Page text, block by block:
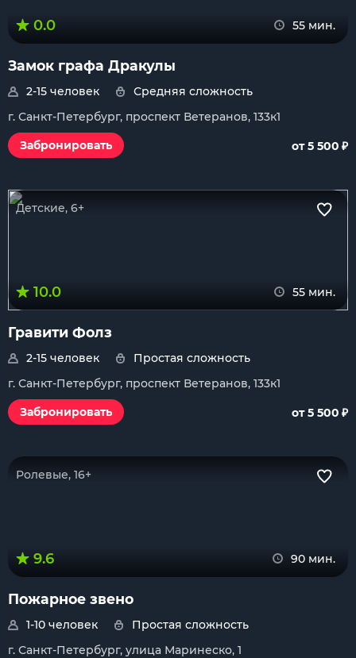
0.0 55 мин.
Замок графа Дракулы
2-15 человек
Средняя сложность
г. Санкт-Петербург, проспект Ветеранов, 133к1
Забронировать
от 5 500 ₽
Детские, 6+
10.0 55 мин.
Гравити Фолз
2-15 человек
Простая сложность
г. Санкт-Петербург, проспект Ветеранов, 133к1
Забронировать
от 5 500 ₽
Ролевые, 16+
9.6 90 мин.
Пожарное звено
1-10 человек
Простая сложность
г. Санкт-Петербург, улица Маринеско, 1